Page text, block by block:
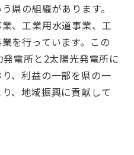
県の組織があります。
、工業用水道事業、工
を行っています。この
電所と2太陽光発電所に
、利益の一部を県の一
、地域振興に貢献して